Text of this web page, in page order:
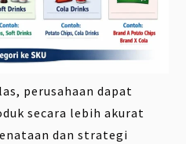
perusahaan dapat
secara lebih akurat
dan strategi